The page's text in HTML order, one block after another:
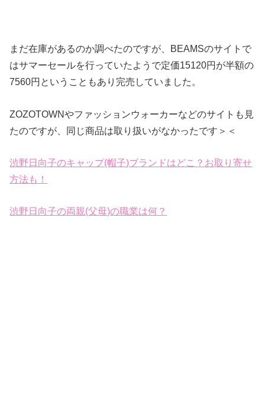
まだ在庫があるのか調べたのですが、BEAMSのサイトで
はサマーセールを行っていたようで定価15120円が半額の
7560円ということもあり完売していました。
ZOZOTOWNやファッションウォーカーなどのサイトも見
たのですが、同じ商品は取り扱いがなかったです＞＜
渋野日向子のキャップ(帽子)ブランドはどこ？お取り寄せ
方法も！
渋野日向子の両親(父母)の職業は何？